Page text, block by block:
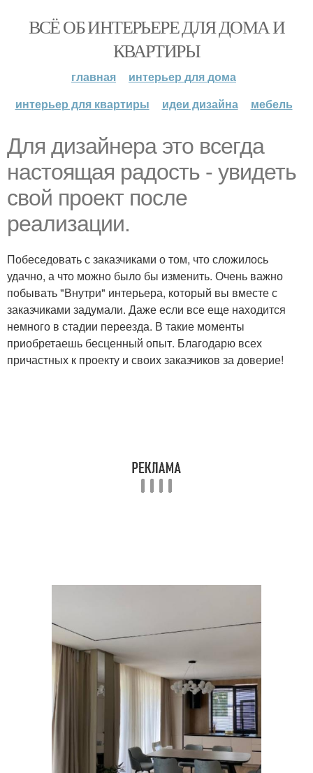
ВСЁ ОБ ИНТЕРЬЕРЕ ДЛЯ ДОМА И
КВАРТИРЫ
главная
интерьер для дома
интерьер для квартиры
идеи дизайна мебель
Для дизайнера это всегда
настоящая радость - увидеть
свой проект после
реализации.
Побеседовать с заказчиками о том, что сложилось
удачно, а что можно было бы изменить. Очень важно
побывать "Внутри" интерьера, который вы вместе с
заказчиками задумали. Даже если все еще находится
немного в стадии переезда. В такие моменты
приобретаешь бесценный опыт. Благодарю всех
причастных к проекту и своих заказчиков за доверие!